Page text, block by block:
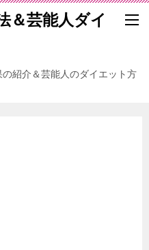
＆芸能人ダイ
紹介＆芸能人のダイエット方